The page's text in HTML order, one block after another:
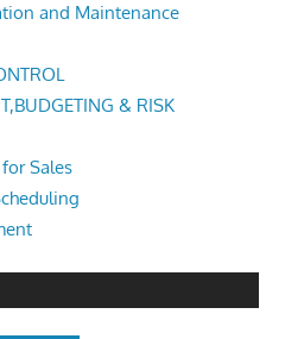
and Maintenance
& RISK
Sales